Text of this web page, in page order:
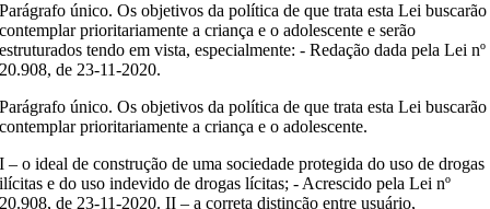
Parágrafo único. Os objetivos da política de que trata esta Lei buscarão
contemplar prioritariamente a criança e o adolescente e serão
estruturados tendo em vista, especialmente: - Redação dada pela Lei nº
20.908, de 23-11-2020.
Parágrafo único. Os objetivos da política de que trata esta Lei buscarão
contemplar prioritariamente a criança e o adolescente.
I – o ideal de construção de uma sociedade protegida do uso de drogas
ilícitas e do uso indevido de drogas lícitas; - Acrescido pela Lei nº
20.908, de 23-11-2020. II – a correta distinção entre usuário,